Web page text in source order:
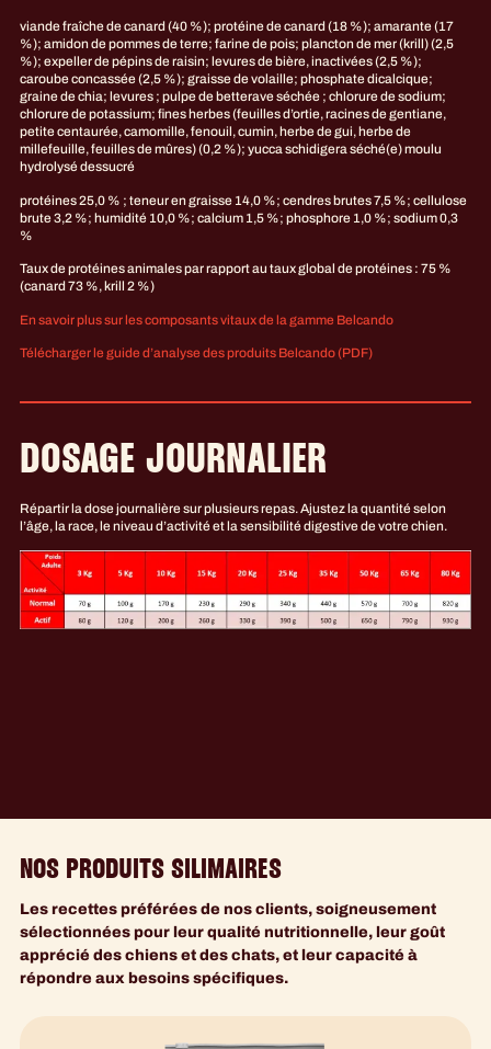
viande fraîche de canard (40 %); protéine de canard (18 %); amarante (17
%); amidon de pommes de terre; farine de pois; plancton de mer (krill) (2,5
%); expeller de pépins de raisin; levures de bière, inactivées (2,5 %);
caroube concassée (2,5 %); graisse de volaille; phosphate dicalcique;
graine de chia; levures ; pulpe de betterave séchée ; chlorure de sodium;
chlorure de potassium; fines herbes (feuilles d’ortie, racines de gentiane,
petite centaurée, camomille, fenouil, cumin, herbe de gui, herbe de
millefeuille, feuilles de mûres) (0,2 %); yucca schidigera séché(e) moulu
hydrolysé dessucré
protéines 25,0 % ; teneur en graisse 14,0 %; cendres brutes 7,5 %; cellulose
brute 3,2 %; humidité 10,0 %; calcium 1,5 %; phosphore 1,0 %; sodium 0,3
%
Taux de protéines animales par rapport au taux global de protéines : 75 %
(canard 73 %, krill 2 %)
En savoir plus sur les composants vitaux de la gamme Belcando
Télécharger le guide d’analyse des produits Belcando (PDF)
DOSAGE JOURNALIER
Répartir la dose journalière sur plusieurs repas. Ajustez la quantité selon
l’âge, la race, le niveau d’activité et la sensibilité digestive de votre chien.
NOS PRODUITS SILIMAIRES
Les recettes préférées de nos clients, soigneusement
sélectionnées pour leur qualité nutritionnelle, leur goût
apprécié des chiens et des chats, et leur capacité à
répondre aux besoins spécifiques.